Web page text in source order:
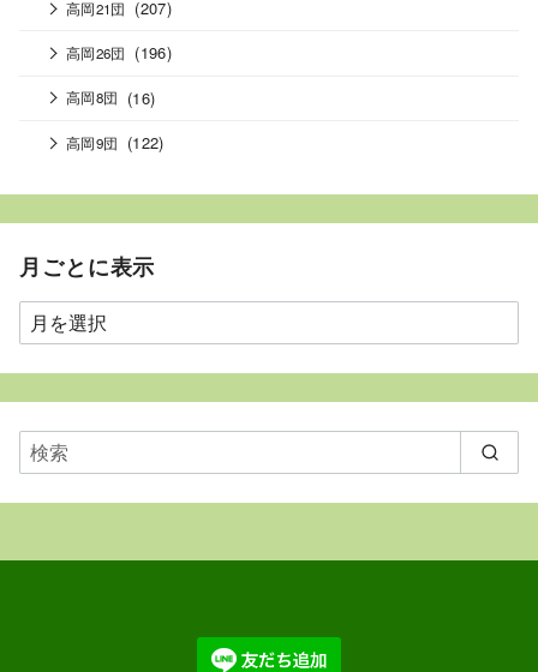
高岡21団 (207)
高岡26団 (196)
高岡8団 (16)
高岡9団 (122)
月ごとに表示
月
ご
と
表
示